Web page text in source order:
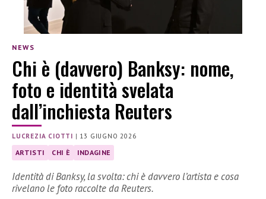
NEWS
Chi è (davvero) Banksy: nome,
foto e identità svelata
dall’inchiesta Reuters
LUCREZIA CIOTTI | 13 GIUGNO 2026
ARTISTI CHI È INDAGINE
Identità di Banksy, la svolta: chi è davvero l’artista e cosa
rivelano le foto raccolte da Reuters.